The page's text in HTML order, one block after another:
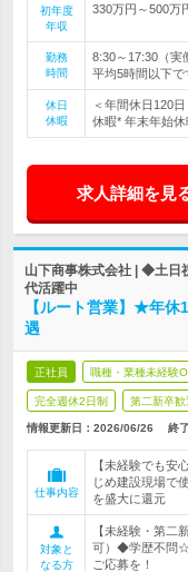
初年度
年収
330万円～500万
勤務
時間
8:30～17:30（実
平均5時間以下で
休日
休暇
＜年間休日120
休暇* 年末年始休
求人詳細を見
山下商事株式会社 | ◆土
代活躍中
【ルート営業】★年
遇
正社員 職種・業種未経験
完全週休2日制 第二新卒歓
情報更新日：2026/06/26 終
仕事内容
【未経験でも安
じめ建設現場で
を盛大に還元
対象と
なる方
【未経験・第二
可）◆学歴不問☆
ご応募を！